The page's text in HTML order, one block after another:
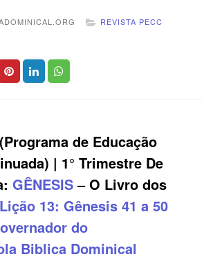
REVISTA PECC
de Educação
| 1° Trimestre De
GÊNESIS– O Livro dos
Lição 13: Gênesis 41 a 50
do
Biblica Dominical